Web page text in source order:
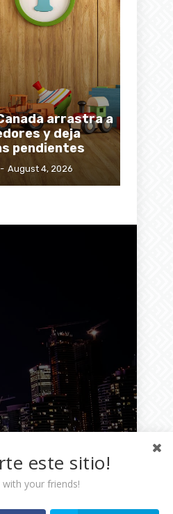
arrastra a
y deja
pendientes
- August 4, 2026
este sitio!
with your friends!